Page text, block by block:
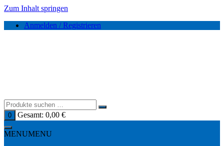
Zum Inhalt springen
Anmelden / Registrieren
0 Gesamt: 0,00 €
MENUMENU